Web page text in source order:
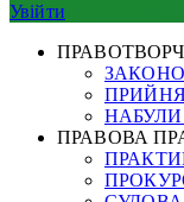
Увійти
ПРАВОВА